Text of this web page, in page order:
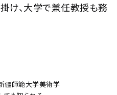
け、大学で兼任教授も務
疆師範大学美術学